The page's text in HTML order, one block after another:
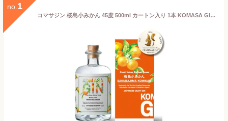
no. 1
コマサジン 桜島小みかん 45度 500ml カートン入り 1本 KOMASA GIN 和柑橘 クラフトジン スピリッツ 小正醸造